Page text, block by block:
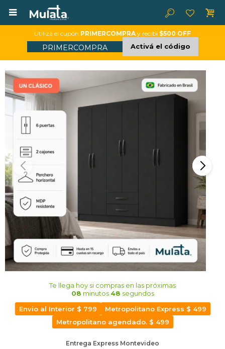

Utilizá el cupón PRIMERCOMPRA y recibí $500 OFF
PRIMERCOMPRA Activá el código
Te llega hoy si compras en las próximas
08 minutos 48 segundos
Envio al Interior $ 799
Metropolitano Express $ 499
Metropolitano agendado. $ 499
Entrega Express Montevideo